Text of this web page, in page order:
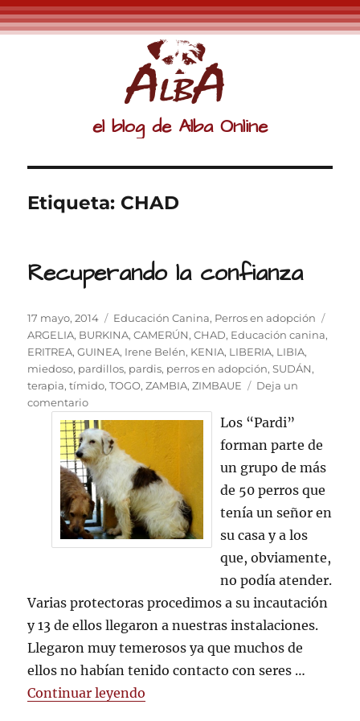
el blog de Alba Online
Etiqueta: CHAD
Recuperando la confianza
Publicado
el
17 mayo, 2014 Categorías
Educación Canina, Perros en adopción
ARGELIA, BURKINA,CAMERÚN,CHAD, Educación canina,
ERITREA,GUINEA, Irene Belén, KENIA, LIBERIA, LIBIA,
miedoso, pardillos, pardis, perros en adopción,SUDÁN,
terapia,tímido,TOGO,ZAMBIA,ZIMBAUE
Deja un
comentarioen
Recuperando
la
confianza
Los “Pardi”
forman parte de
un grupo de más
de 50 perros que
tenía un señor en
su casa y a los
que, obviamente,
no podía atender.
Varias protectoras procedimos a su incautación
y 13 de ellos llegaron a nuestras instalaciones.
Llegaron muy temerosos ya que muchos de
ellos no habían tenido contacto con seres …
Continuar leyendo